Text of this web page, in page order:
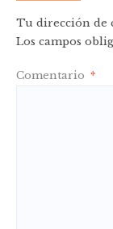
Tu dirección de
Los campos
Comentario *